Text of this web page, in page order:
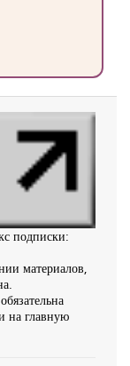
подписки:
материалов,
на главную